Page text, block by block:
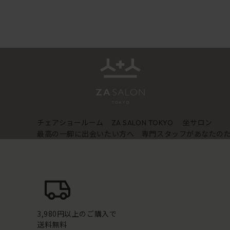
チェアショールーム ZA SALON TOKYO
坐サロン
最高の一脚に出会いたい方へ 専門スタッフがあなたの
3,980円以上のご購入で
送料無料